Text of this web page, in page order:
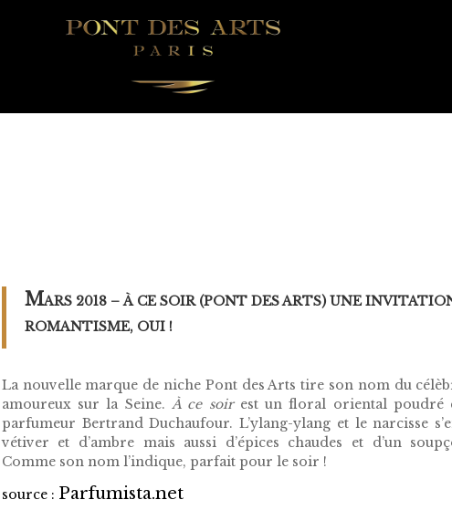
MARS 2018 –À CE SOIR (PONT DES ARTS) UNE
ROMANTISME, OUI !
La nouvelle marque de niche Pont des Arts tire son nom du
amoureux sur la Seine. À ce soirest un floral oriental poudré
parfumeur Bertrand Duchaufour. L’ylang-ylang et le narcisse
vétiver et d’ambre mais aussi d’épices chaudes et d’un
Comme son nom l’indique, parfait pour le soir !
source : Parfumista.net